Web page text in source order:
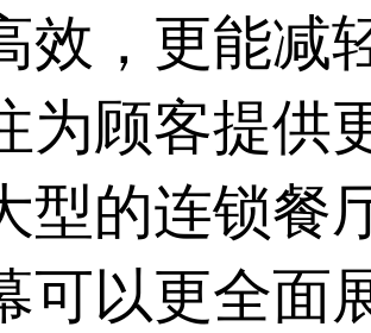
效，更能减
为顾客提供
型的连锁餐
可以更全面